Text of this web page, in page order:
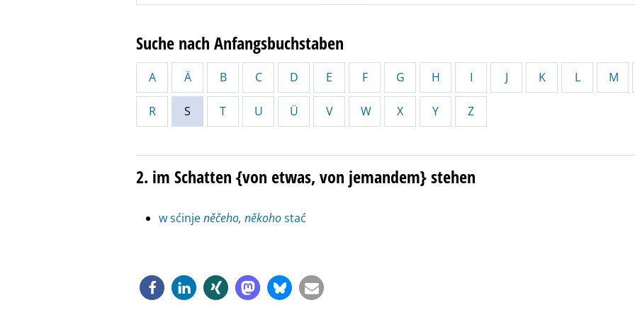
Suche nach Anfangsbuchstaben
A Ä B C D E F G H I J K L M
R S T U Ü V W X Y Z
2. im Schatten {von etwas, von jemandem} stehen
w sćinjeněčeho, někohostać